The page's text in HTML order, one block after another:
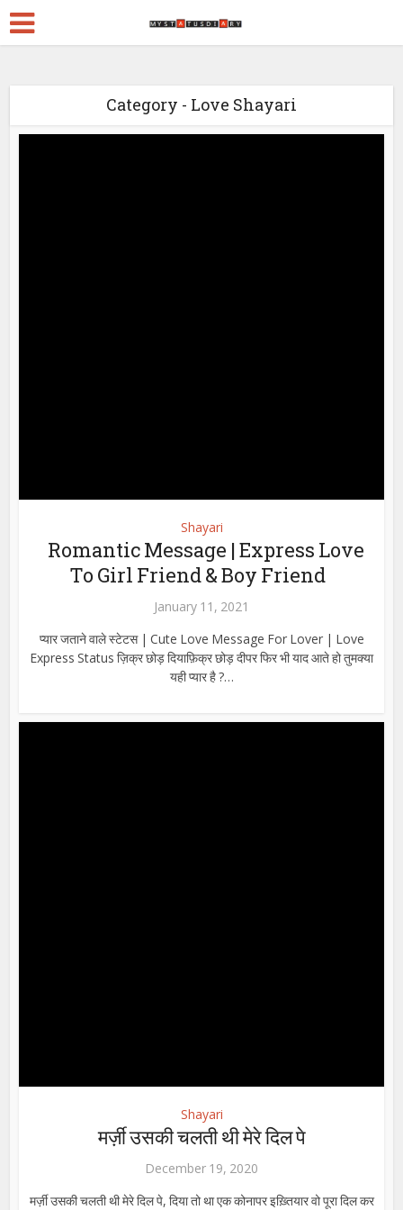
Category - Love Shayari
Shayari
Romantic Message | Express Love
To Girl Friend & Boy Friend
January 11, 2021
प्यार जताने वाले स्टेटस | Cute Love Message For Lover | Love
Express Status ज़िक्र छोड़ दियाफ़िक्र छोड़ दीपर फिर भी याद आते हो तुमक्या
यही प्यार है ?…
Shayari
मर्ज़ी उसकी चलती थी मेरे दिल पे
December 19, 2020
मर्ज़ी उसकी चलती थी मेरे दिल पे, दिया तो था एक कोनापर इख़्तियार वो पूरा दिल कर